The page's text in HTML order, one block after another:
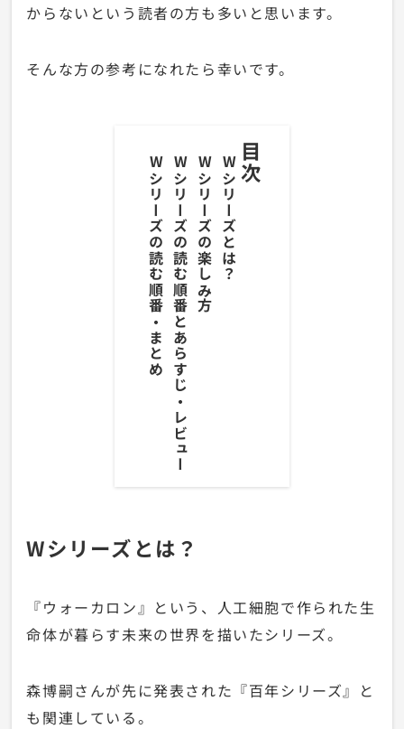
からないという読者の方も多いと思います。
そんな方の参考になれたら幸いです。
目次
Wシリーズとは？
Wシリーズの楽しみ方
Wシリーズの読む順番とあらすじ・レビュー
Wシリーズの読む順番・まとめ
Wシリーズとは？
『ウォーカロン』という、人工細胞で作られた生
命体が暮らす未来の世界を描いたシリーズ。
森博嗣さんが先に発表された『百年シリーズ』と
も関連している。